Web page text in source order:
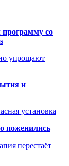
программу со
упрощают
и
установка
поженились
перестаёт